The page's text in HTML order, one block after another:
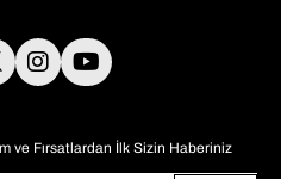
ve Fırsatlardan İlk Sizin Haberiniz